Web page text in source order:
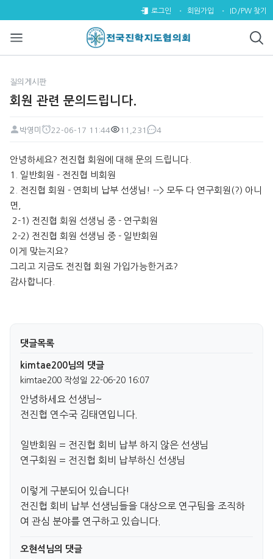
회원 관련 문의드립니다. > 질의
로그인 회원가입 ID/PW 찾기
질의게시판
회원 관련 문의드립니다.
페이지 정보
작성자
박영미
22-06-17 11:44
11,231
댓글
4
본문
안녕하세요? 전진협 회원에 대해 문의 드립니다.
1. 일반회원 - 전진협 비회원
2. 전진협 회원 - 연회비 납부 선생님! --> 모두 다 연구회원(?) 아니
면,
2-1) 전진협 회원 선생님 중 - 연구회원
2-2) 전진협 회원 선생님 중 - 일반회원
이게 맞는지요?
그리고 지금도 전진협 회원 가입가능한거죠?
감사합니다.
댓글목록
kimtae200님의 댓글
kimtae200 작성일 22-06-20 16:07
안녕하세요 선생님~
전진협 연수국 김태연입니다.
일반회원 = 전진협 회비 납부 하지 않은 선생님
연구회원 = 전진협 회비 납부하신 선생님
이렇게 구분되어 있습니다!
전진협 회비 납부 선생님들을 대상으로 연구팀을 조직하
여 관심 분야를 연구하고 있습니다.
오현석님의 댓글